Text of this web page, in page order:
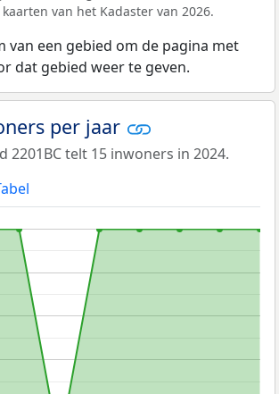
van het Kadaster van 2026.
van een gebied om de pagina met
dat gebied weer te geven.
per jaar
2201BC telt 15 inwoners in 2024.